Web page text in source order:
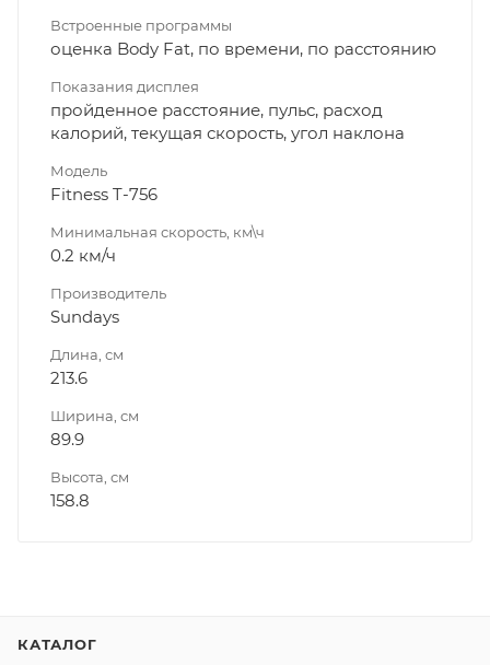
Встроенные программы
оценка Body Fat, по времени, по расстоянию
Показания дисплея
пройденное расстояние, пульс, расход
калорий, текущая скорость, угол наклона
Модель
Fitness T-756
Минимальная скорость, км\ч
0.2 км/ч
Производитель
Sundays
Длина, см
213.6
Ширина, см
89.9
Высота, см
158.8
КАТАЛОГ